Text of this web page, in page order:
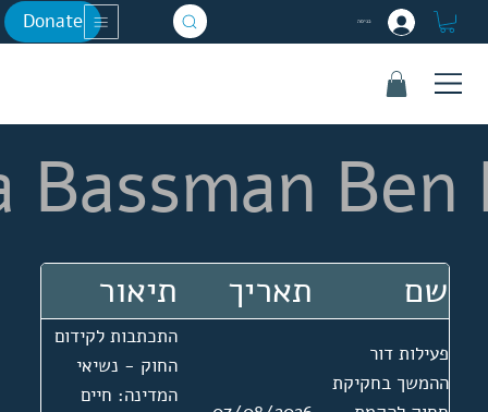
Donate כניסה
Bassman Ben
שם תאריך תיאור
פעילות דור
ההמשך בחקיקת
התכתבות לקידום
החוק - נשיאי
המדינה: חיים